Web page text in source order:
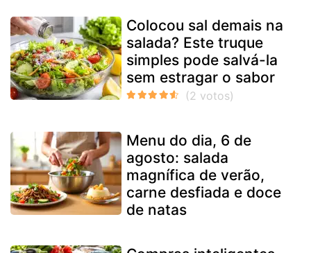
Colocou sal demais na
salada? Este truque
simples pode salvá-la
sem estragar o sabor
Menu do dia, 6 de
agosto: salada
magnífica de verão,
carne desfiada e doce
de natas